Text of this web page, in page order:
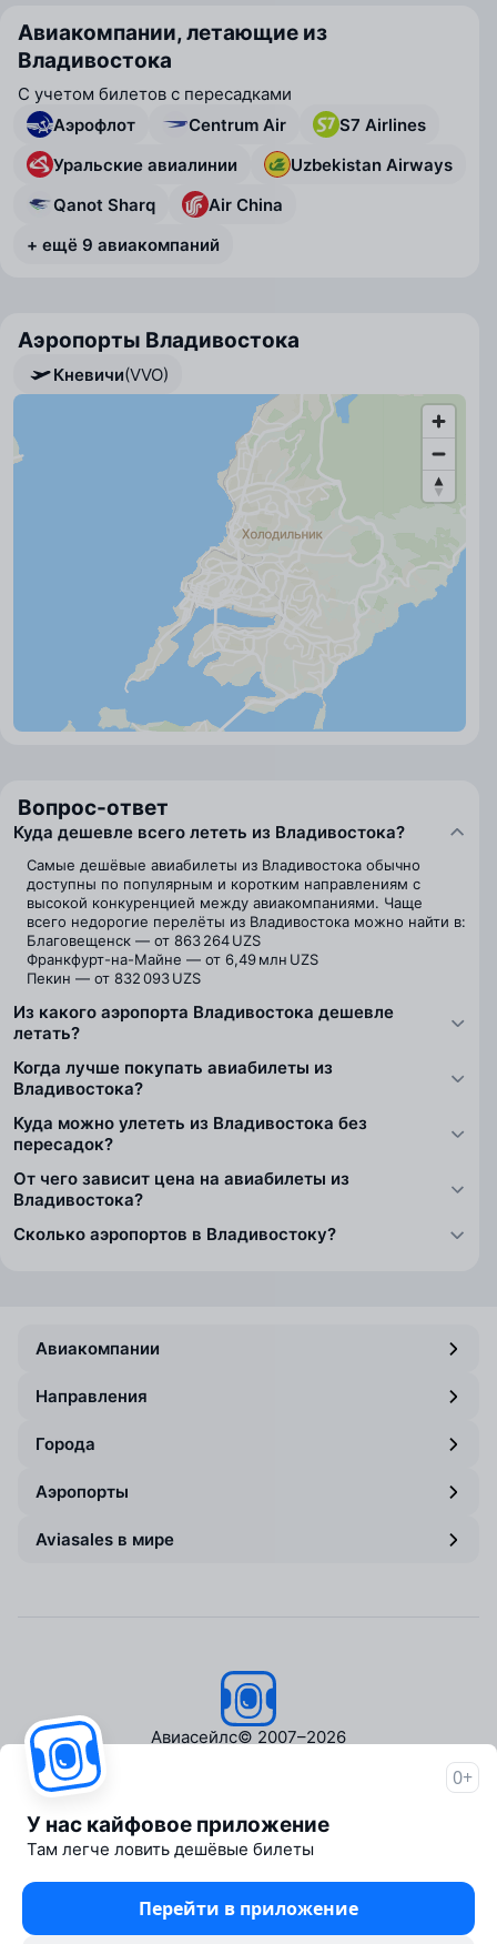
Авиакомпании, летающие из
Владивостока
С учетом билетов с пересадками
Аэрофлот
Centrum Air
S7 Airlines
Уральские авиалинии
Uzbekistan Airways
Qanot Sharq
Air China
+ ещё 9 авиакомпаний
Аэропорты Владивостока
Кневичи(VVO)
Вопрос-ответ
Куда дешевле всего лететь из Владивостока?
Самые дешёвые авиабилеты из Владивостока обычно
доступны по популярным и коротким направлениям с
высокой конкуренцией между авиакомпаниями. Чаще
всего недорогие перелёты из Владивостока можно найти в:
Благовещенск — от 863 264 UZS
Франкфурт-на-Майне — от 6,49 млн UZS
Пекин — от 832 093 UZS
Из какого аэропорта Владивостока дешевле
летать?
Когда лучше покупать авиабилеты из
Владивостока?
Куда можно улететь из Владивостока без
пересадок?
От чего зависит цена на авиабилеты из
Владивостока?
Сколько аэропортов в Владивостоку?
Авиакомпании
Направления
Города
Аэропорты
Aviasales в мире
Авиасейлс© 2007–2026
Пресс‑центр
Travelpayouts
Партнёрская программа
Медиа Yo'lovchi
Трэвел‑медиа Aviasales.uz
0+
У нас кайфовое приложение
Там легче ловить дешёвые билеты
Перейти в приложение